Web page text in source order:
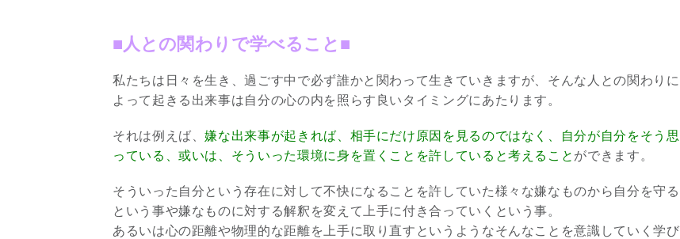
■人との関わりで学べること■
私たちは日々を生き、過ごす中で必ず誰かと関わって生きていきますが、そんな人との関わりに
よって起きる出来事は自分の心の内を照らす良いタイミングにあたります。
それは例えば、嫌な出来事が起きれば、相手にだけ原因を見るのではなく、自分が自分をそう思
っている、或いは、そういった環境に身を置くことを許していると考えること ができます。
そういった自分という存在に対して不快になることを許していた様々な嫌なものから自分を守る
という事や嫌なものに対する解釈を変えて上手に付き合っていくという事。
あるいは心の距離や物理的な距離を上手に取り直すというようなそんなことを意識していく学び
スピリチュアルは現実を動
インタビュー